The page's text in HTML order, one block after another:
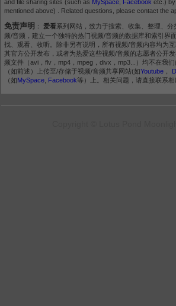
and file sharing sites (such as MySpace Facebook etc.)
mentioned above) . Related questions, please contact the
免责声明 ： 爱看系列网站，致力于搜索、收集、整理、
频/音频，建立一个独特的热门视频/音频的数据库和索引界
找、观看、收听。除非另有说明，所有视频/音频内容均为
其官方公开发布，或者为热爱这些视频/音频的志愿者公开
频文件（avi，flv，mp4，mpeg，divx，mp3...）均不在我
（如前述）上传至/存储于视频/音频共享网站(如Youtube
（如MySpace Facebook等）上。相关问题，请直接联系相